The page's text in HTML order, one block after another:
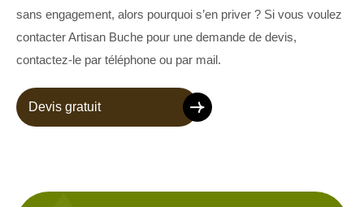
sans engagement, alors pourquoi s’en priver ? Si vous voulez
contacter Artisan Buche pour une demande de devis,
contactez-le par téléphone ou par mail.
Devis gratuit